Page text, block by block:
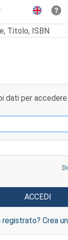
dati per
registrato? Crea